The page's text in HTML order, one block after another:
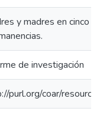
y madres en cinco
de investigación
purl.org/coar/